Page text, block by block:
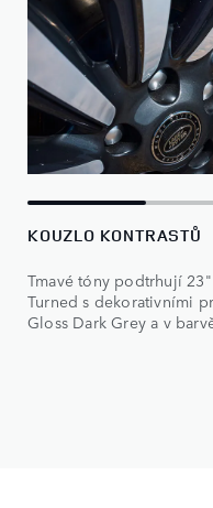
KOUZLO KONTRASTŮ
Tmavé tóny podtrhují
Turned s dekorativními
Gloss Dark Grey a v